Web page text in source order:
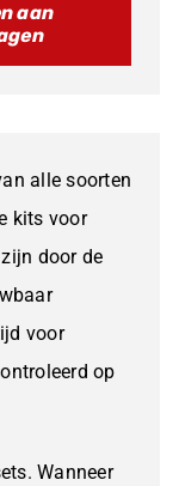
aan
alle soorten
kits voor
door de
voor
op
Wanneer